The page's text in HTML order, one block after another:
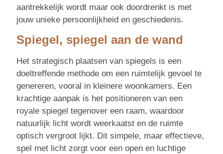
aantrekkelijk wordt maar ook doordrenkt is met
jouw unieke persoonlijkheid en geschiedenis.
Spiegel, spiegel aan de wand
Het strategisch plaatsen van spiegels is een
doeltreffende methode om een ruimtelijk gevoel te
genereren, vooral in kleinere woonkamers. Een
krachtige aanpak is het positioneren van een
royale spiegel tegenover een raam, waardoor
natuurlijk licht wordt weerkaatst en de ruimte
optisch vergroot lijkt. Dit simpele, maar effectieve,
spel met licht zorgt voor een open en luchtige